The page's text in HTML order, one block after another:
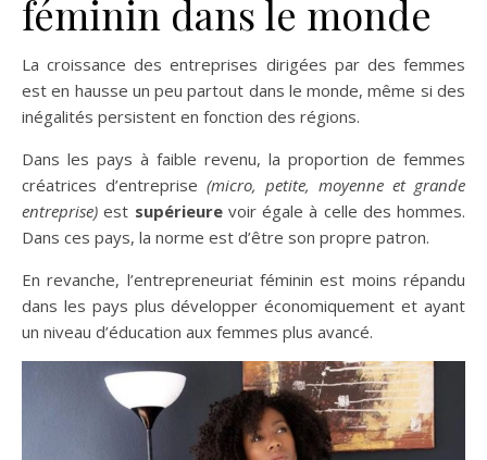
féminin dans le monde
La croissance des entreprises dirigées par des femmes
est en hausse un peu partout dans le monde, même si des
inégalités persistent en fonction des régions.
Dans les pays à faible revenu, la proportion de femmes
créatrices d’entreprise (micro, petite, moyenne et grande
entreprise) est supérieurevoir égale à celle des hommes.
Dans ces pays, la norme est d’être son propre patron.
En revanche, l’entrepreneuriat féminin est moins répandu
dans les pays plus développer économiquement et ayant
un niveau d’éducation aux femmes plus avancé.